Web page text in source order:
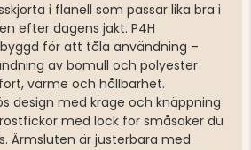
i flanell som passar lika bra i
efter dagens jakt. P4H
för att tåla användning –
av bomull och polyester
värme och hållbarhet.
design med krage och knäppning
med lock för småsaker du
Ärmsluten är justerbara med